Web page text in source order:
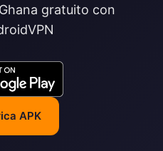
gratuito con
APK